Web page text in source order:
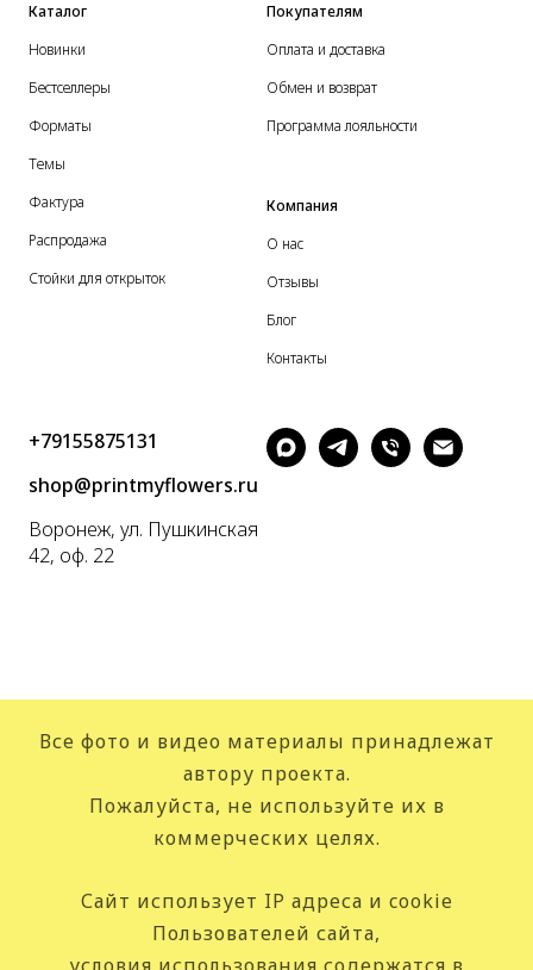
Каталог
Новинки
Бестселлеры
Форматы
Темы
Фактура
Распродажа
Стойки для открыток
Покупателям
Оплата и доставка
Обмен и возврат
Программа лояльности
Компания
О нас
Отзывы
Блог
Контакты
+79155875131
shop@printmyflowers.ru
Воронеж, ул. Пушкинская
42, оф. 22
Все фото и видео материалы принадлежат
автору проекта.
Пожалуйста, не используйте их в
коммерческих целях.
Сайт использует IP адреса и cookie
Пользователей сайта,